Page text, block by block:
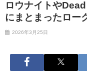
ロウナイトや
にまとまったロー
2026年3月25日